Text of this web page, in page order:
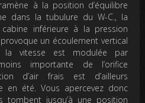
à la position d’équilibre
dans la tubulure du W-C., la
inférieure à la pression
un écoulement vertical
vitesse est modulée par
importante de l’orifice
d’air frais est d’ailleurs
en été. Vous apercevez donc
tombent jusqu’à une position